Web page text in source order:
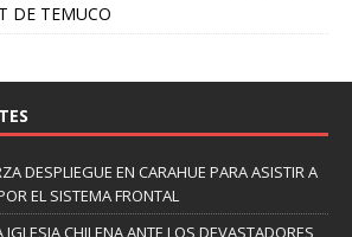
DE TEMUCO
DESPLIEGUE EN CARAHUE PARA ASISTIR A
EL SISTEMA FRONTAL
CHILENA ANTE LOS DEVASTADORES